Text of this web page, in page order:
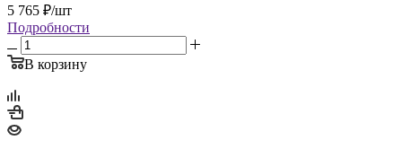
5 765 ₽/шт
Подробности
В корзину